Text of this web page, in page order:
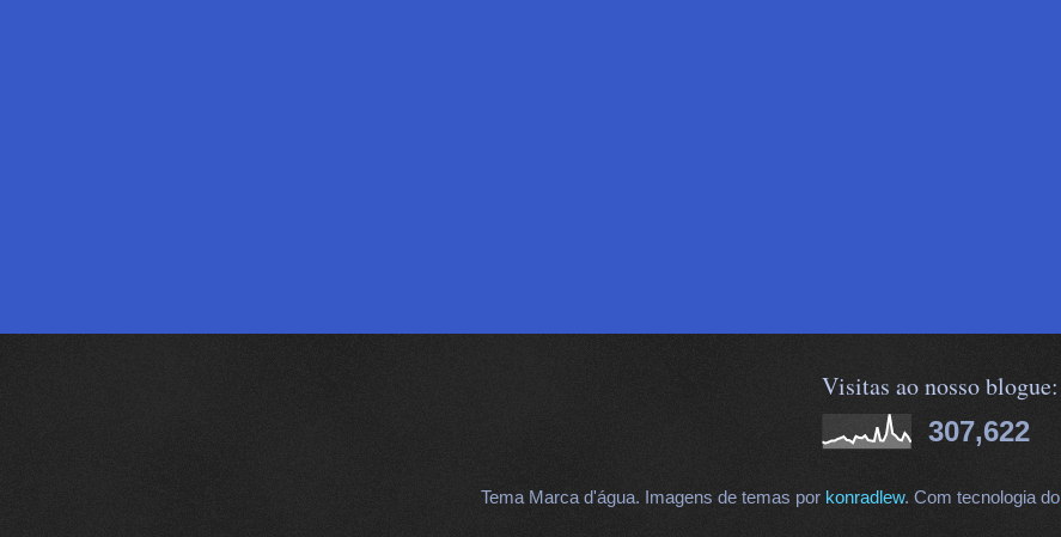
Visitas ao nosso blogue:
307,622
Tema Marca d'água. Imagens de temas por konradlew. Com tecnologia do